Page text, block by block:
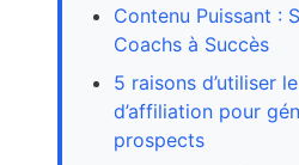
Contenu Puissant :
Coachs à Succès
5 raisons d’utiliser
d’affiliation pour
prospects